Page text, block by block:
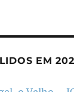
EM